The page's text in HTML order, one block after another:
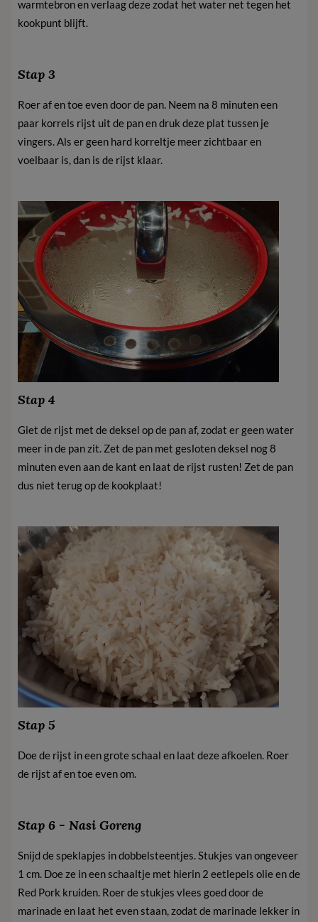
warmtebron en verlaag deze zodat het water net tegen het
kookpunt blijft.
Stap 3
Roer af en toe even door de pan. Neem na 8 minuten een
paar korrels rijst uit de pan en druk deze plat tussen je
vingers. Als er geen hard korreltje meer zichtbaar en
voelbaar is, dan is de rijst klaar.
Stap 4
Giet de rijst met de deksel op de pan af, zodat er geen water
meer in de pan zit. Zet de pan met gesloten deksel nog 8
minuten even aan de kant en laat de rijst rusten! Zet de pan
dus niet terug op de kookplaat!
Stap 5
Doe de rijst in een grote schaal en laat deze afkoelen. Roer
de rijst af en toe even om.
Stap 6 - Nasi Goreng
Snijd de speklapjes in dobbelsteentjes. Stukjes van ongeveer
1 cm. Doe ze in een schaaltje met hierin 2 eetlepels olie en de
Red Pork kruiden. Roer de stukjes vlees goed door de
marinade en laat het even staan, zodat de marinade lekker in